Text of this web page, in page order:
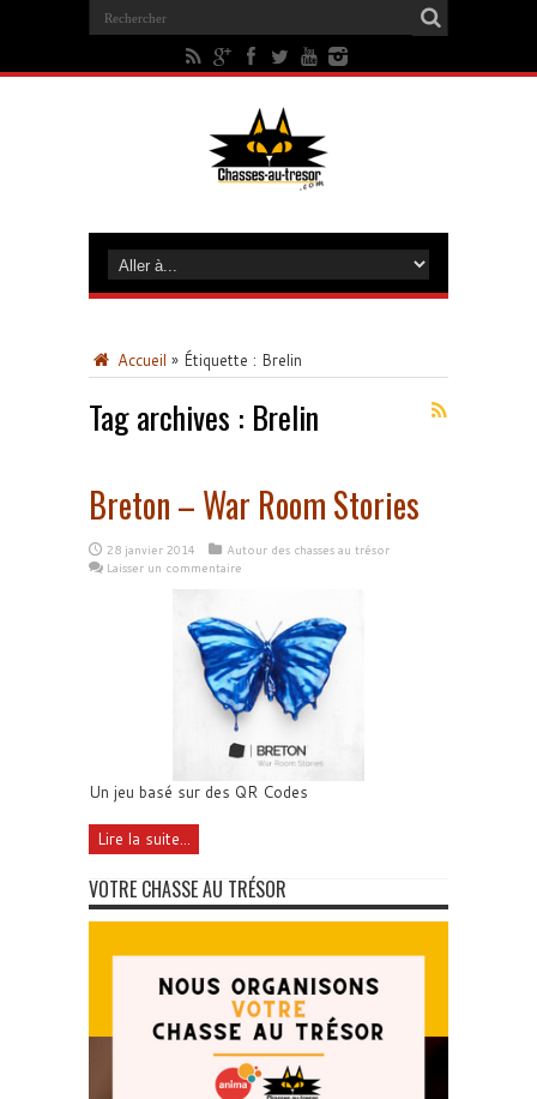
Accueil » Étiquette : Brelin
Tag archives : Brelin
Breton – War Room Stories
28 janvier 2014
Autour des chasses au trésor
Laisser un commentaire
Un jeu basé sur des QR Codes
Lire la suite...
VOTRE CHASSE AU TRÉSOR